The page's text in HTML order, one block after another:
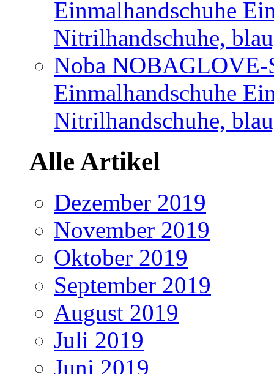
Einmalhandschuhe
Nitrilhandschuhe,
Noba
Einmalhandschuhe
Nitrilhandschuhe,
Alle Artikel
Dezember 2019
November 2019
Oktober 2019
September 2019
August 2019
Juli 2019
Juni 2019